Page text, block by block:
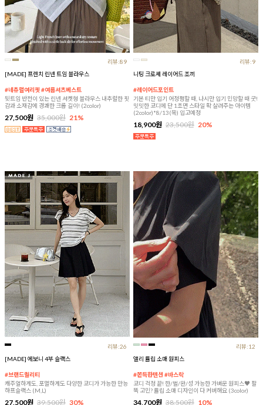
리뷰:89
[MADE] 프렌치 린넨 트임 블라우스
#네츄럴여리핏 #여름셔츠베스트
뒷트임 반전이 있는 린넨 셔켓형 블라우스 내추럴한 핏
감과 소재감에 경쾌한 크롭 길이! (2color)
27,500원 35,000원 21%
리뷰:9
니팅 크로셰 레이어드 조끼
#레이어드포인트
기본 티만 입기 어정쩡할 때, 나시만 입기 민망할 때 굿!
밋밋한 코디에 단 1초면 스타일 확 살려주는 아이템
(2color)*8/13(목) 입고예정
18,900원 23,500원 20%
리뷰:26
[MADE] 에보니 4부 슬랙스
#브랜드퀄리티
캐주얼하게도, 포멀하게도 다양한 코디가 가능한 만능
하프슬랙스 (M,L)
27,500원 39,500원 30%
리뷰:12
앨리 튤립 소매 원피스
#쫀득한텐션 #바스락
코디 걱정 끝! 한/벌/완/성 가능한 가벼운 원피스♥ 팔
뚝 고민? 튤립 소매 디자인이 다 커버해요 (3color)
34,700원 38,500원 10%